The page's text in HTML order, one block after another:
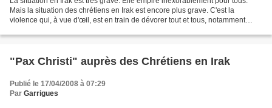
Mais la situation des chrétiens en Irak est encore plus grave. C'est la
violence qui, à vue d'œil, est en train de dévorer tout et tous, notamment
"Pax Christi" auprès des Chrétiens en Irak
Publié le 17/04/2008 à 07:29
Par Garrigues